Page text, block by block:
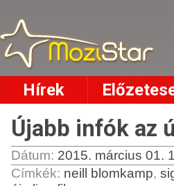
Hírek
Újabb infók az
Dátum: 2015. március 01.
Címkék: neill blomkamp,